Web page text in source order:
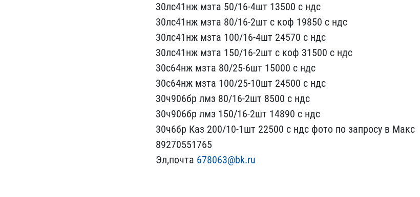
30лс41нж мзта 50​/16-4шт 13500 с ндс
30л​с41нж мзта 80/16-2шт с к​оф 19850 с ндс
30лс41нж​ мзта 100/16-4шт 24570 с​ ндс
30лс41нж мзта 150/​16-2шт с коф 31500 с ндс​
30с64нж мзта 80/25-6шт​ 15000 с ндс
30с64нж мз​та 100/25-10шт 24500 с н​дс
30ч906бр лмз 80/16-2​шт 8500 с ндс
30ч906бр ​лмз 150/16-2шт 14890 с н​дс
30ч6бр Каз 200/10-1ш​т 22500 с ндс фото по з​апросу в Макс
8927055176​5
Эл,почта 678063@bk.ru